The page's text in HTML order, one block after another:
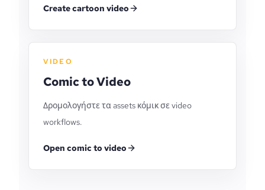
Create cartoon video
VIDEO
Comic to Video
Δρομολογήστε τα assets κόμικ σε video
workflows.
Open comic to video